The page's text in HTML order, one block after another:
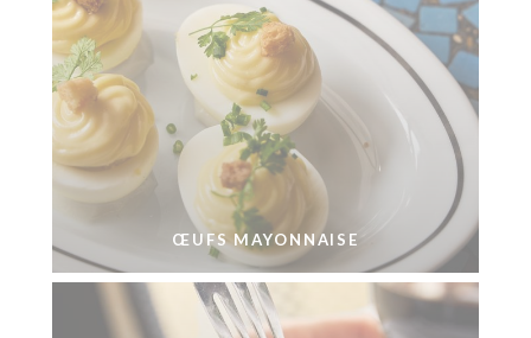
ŒUFS MAYONNAISE